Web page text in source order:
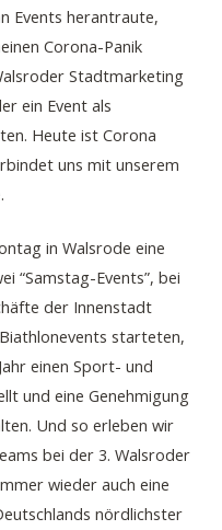
Events herantraute,
Corona-Panik
Stadtmarketing
ein Event als
Heute ist Corona
uns mit unserem
in Walsrode eine
“Samstag-Events”, bei
der Innenstadt
starteten,
einen Sport- und
und eine Genehmigung
Und so erleben wir
bei der 3. Walsroder
wieder auch eine
nördlichster